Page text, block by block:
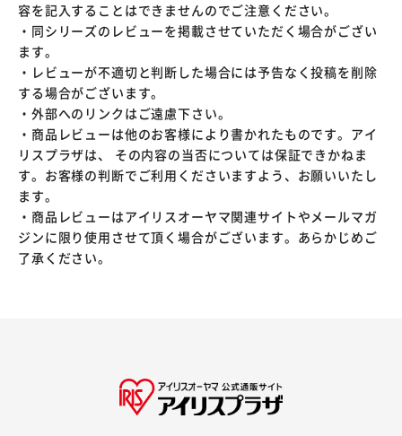
容を記入することはできませんのでご注意ください。
・同シリーズのレビューを掲載させていただく場合がござい
ます。
・レビューが不適切と判断した場合には予告なく投稿を削除
する場合がございます。
・外部へのリンクはご遠慮下さい。
・商品レビューは他のお客様により書かれたものです。アイ
リスプラザは、 その内容の当否については保証できかねま
す。お客様の判断でご利用くださいますよう、お願いいたし
ます。
・商品レビューはアイリスオーヤマ関連サイトやメールマガ
ジンに限り使用させて頂く場合がございます。あらかじめご
了承ください。